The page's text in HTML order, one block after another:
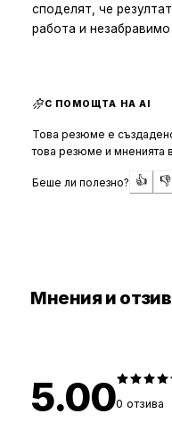
споделят, че
работа и
С ПОМОЩТА НА AI
Това резюме е
това резюме и мненията
Беше ли полезно? 👍 👎
Мнения и
5.000 отзива